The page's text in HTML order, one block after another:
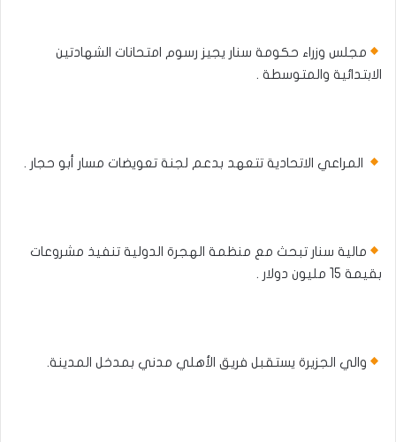
مجلس وزراء حكومة سنار يجيز رسوم امتحانات الشهادتين
الابتدائية والمتوسطة .
المراعي الاتحادية تتعهد بدعم لجنة تعويضات مسار أبو حجار .
مالية سنار تبحث مع منظمة الهجرة الدولية تنفيذ مشروعات
بقيمة 15 مليون دولار .
والي الجزيرة يستقبل فريق الأهلي مدني بمدخل المدينة.